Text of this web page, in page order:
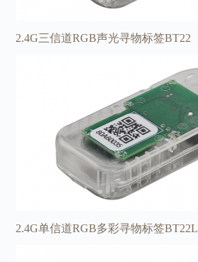
2.4G三信道RGB声光寻物标签BT22
2.4G单信道RGB多彩寻物标签BT22L